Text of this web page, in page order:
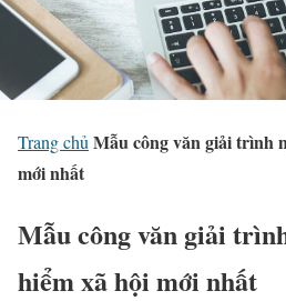
Trang chủ Mẫu công văn giải trình
mới nhất
Mẫu công văn giải
hiểm xã hội mới nhất